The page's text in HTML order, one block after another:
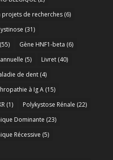
projets de recherches(6)
(31)
(55) Gène HNF1-beta (6)
(5) Livret(40)
de dent(4)
à Ig A(15)
(1) Polykystose Rénale (22)
Dominante (23)
Récessive (5)